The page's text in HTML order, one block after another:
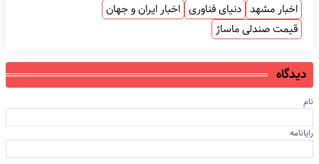
اخبار مشهد دنیای فناوری اخبار ایران و جهان
قیمت صندلی ماساژ
دیدگاه
نام
رایانامه